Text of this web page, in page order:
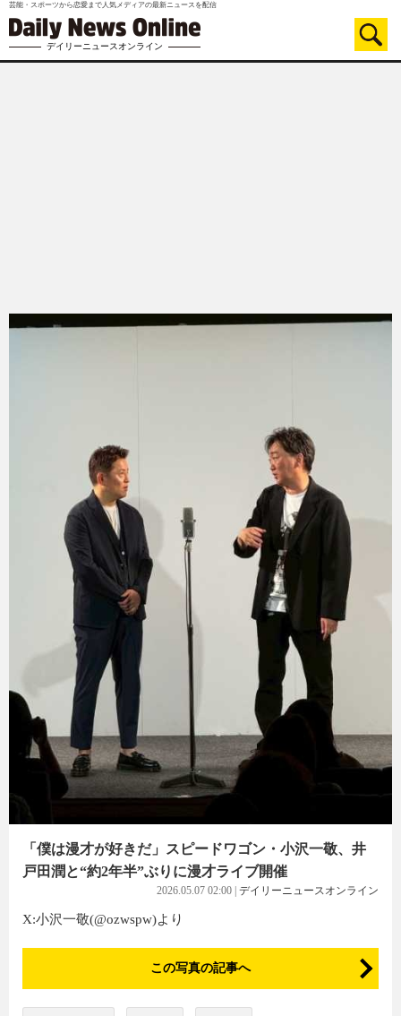
芸能・スポーツから恋愛まで人気メディアの最新ニュースを配信
デイリーニュースオンライン
「僕は漫才が好きだ」スピードワゴン・小沢一敬、井
戸田潤と“約2年半”ぶりに漫才ライブ開催
2026.05.07 02:00 デイリーニュースオンライン
X:小沢一敬(@ozwspw)より
この写真の記事へ